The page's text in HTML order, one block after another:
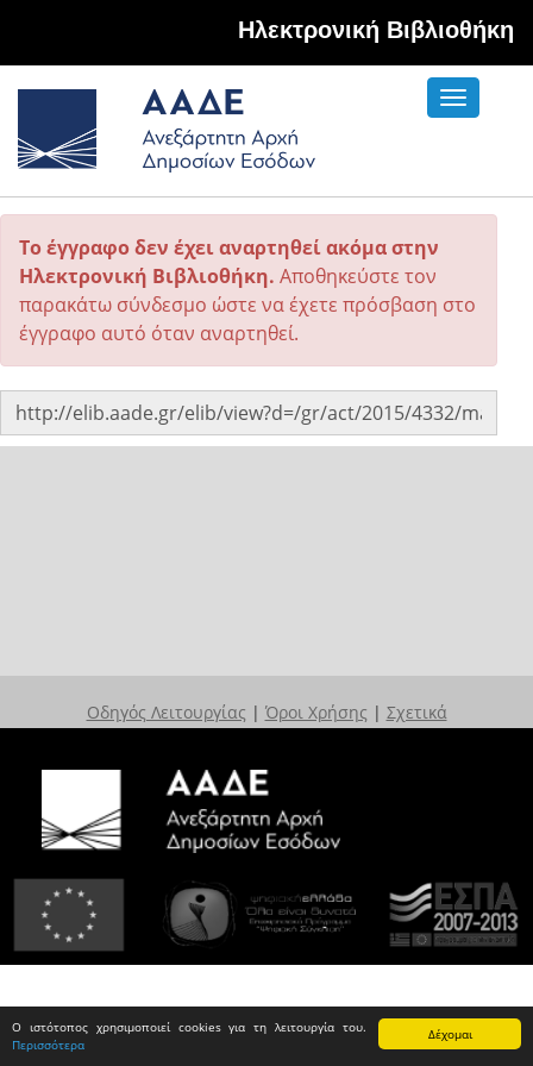
Δέχομαι
Ο ιστότοπος χρησιμοποιεί cookies για τη λειτουργία του.
Περισσότερα
Hλεκτρονική Βιβλιοθήκη
Toggle
Το έγγραφο δεν έχει αναρτηθεί ακόμα στην
Ηλεκτρονική Βιβλιοθήκη. Αποθηκεύστε τον
παρακάτω σύνδεσμο ώστε να έχετε πρόσβαση στο
έγγραφο αυτό όταν αναρτηθεί.
Οδηγός Λειτουργίας | Όροι Χρήσης | Σχετικά